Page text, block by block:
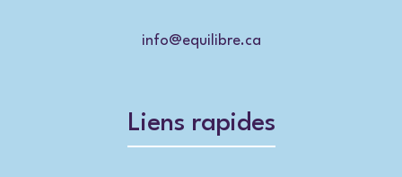
info@equilibre.ca
Liens rapides